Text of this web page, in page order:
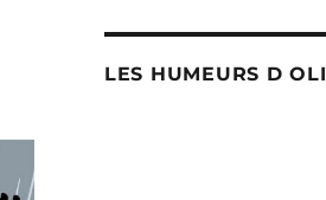
LES HUMEURS D OLI